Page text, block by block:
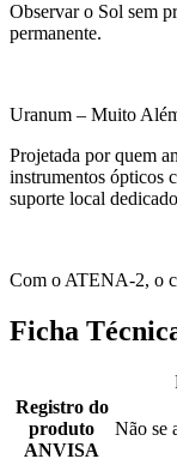
Observar o Sol sem
permanente.
Uranum – Muito
Projetada por quem
instrumentos ópticos
suporte local
Com o ATENA-2, o
Ficha
Registro do
produto
ANVISA
Não se